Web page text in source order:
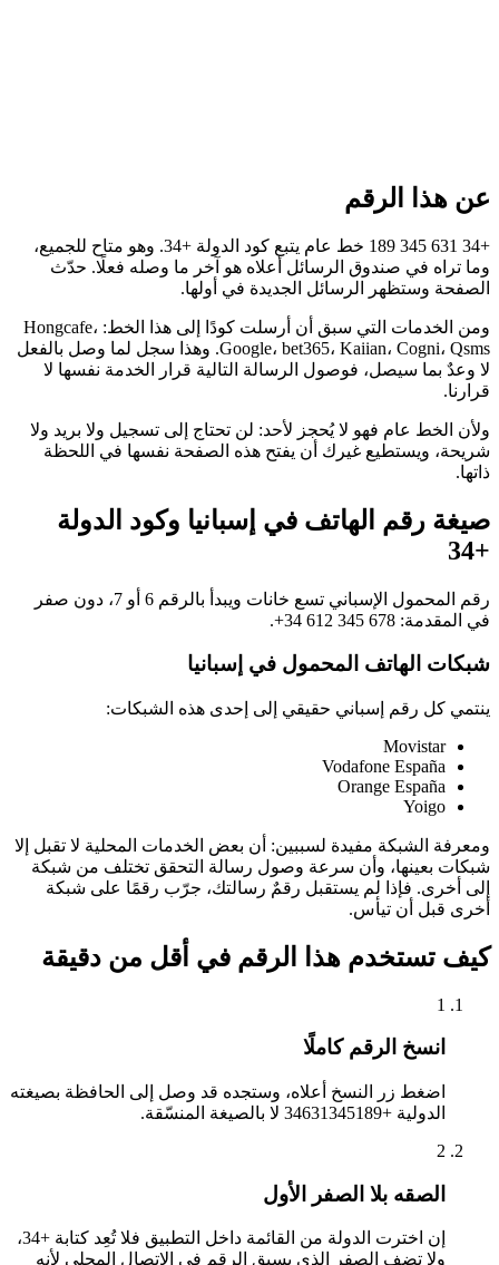
عن هذا الرقم
+34 631 345 189 خط عام يتبع كود الدولة +34. وهو متاح للجميع،
وما تراه في صندوق الرسائل أعلاه هو آخر ما وصله فعلًا. حدّث
الصفحة وستظهر الرسائل الجديدة في أولها.
ومن الخدمات التي سبق أن أرسلت كودًا إلى هذا الخط: Hongcafe،
Google، bet365، Kaiian، Cogni، Qsms. وهذا سجل لما وصل بالفعل
لا وعدٌ بما سيصل، فوصول الرسالة التالية قرار الخدمة نفسها لا
قرارنا.
ولأن الخط عام فهو لا يُحجز لأحد: لن تحتاج إلى تسجيل ولا بريد ولا
شريحة، ويستطيع غيرك أن يفتح هذه الصفحة نفسها في اللحظة
ذاتها.
صيغة رقم الهاتف في إسبانيا وكود الدولة
+34
رقم المحمول الإسباني تسع خانات ويبدأ بالرقم 6 أو 7، دون صفر
في المقدمة: +34 612 345 678
.
شبكات الهاتف المحمول في إسبانيا
ينتمي كل رقم إسباني حقيقي إلى إحدى هذه الشبكات:
Movistar
Vodafone España
Orange España
Yoigo
ومعرفة الشبكة مفيدة لسببين: أن بعض الخدمات المحلية لا تقبل إلا
شبكات بعينها، وأن سرعة وصول رسالة التحقق تختلف من شبكة
إلى أخرى. فإذا لم يستقبل رقمٌ رسالتك، جرّب رقمًا على شبكة
أخرى قبل أن تيأس.
كيف تستخدم هذا الرقم في أقل من دقيقة
1
انسخ الرقم كاملًا
اضغط زر النسخ أعلاه، وستجده قد وصل إلى الحافظة بصيغته
الدولية +34631345189 لا بالصيغة المنسّقة.
2
الصقه بلا الصفر الأول
إن اخترت الدولة من القائمة داخل التطبيق فلا تُعِد كتابة +34،
ولا تضف الصفر الذي يسبق الرقم في الاتصال المحلي لأنه